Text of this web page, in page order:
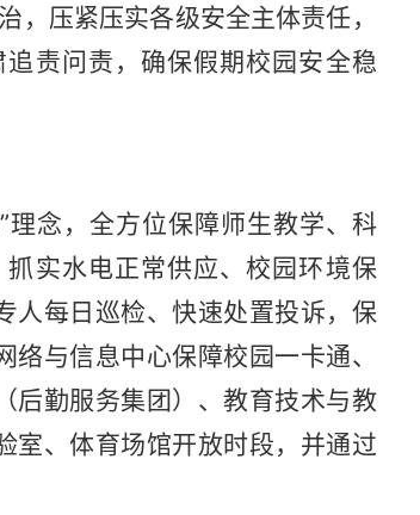
，压紧压实各级安全主体责任，
责问责，确保假期校园安全稳
理念，全方位保障师生教学、科
实水电正常供应、校园环境保
人每日巡检、快速处置投诉，保
与信息中心保障校园一卡通、
后勤服务集团）、教育技术与教
室、体育场馆开放时段，并通过